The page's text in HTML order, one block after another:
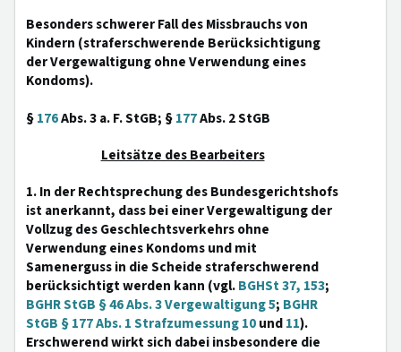
Besonders schwerer Fall des Missbrauchs von
Kindern (straferschwerende Berücksichtigung
der Vergewaltigung ohne Verwendung eines
Kondoms).
§176Abs. 3 a. F. StGB; §177Abs. 2 StGB
Leitsätze des Bearbeiters
1. In der Rechtsprechung des Bundesgerichtshofs
ist anerkannt, dass bei einer Vergewaltigung der
Vollzug des Geschlechtsverkehrs ohne
Verwendung eines Kondoms und mit
Samenerguss in die Scheide straferschwerend
berücksichtigt werden kann (vgl.BGHSt 37, 153;
BGHR StGB § 46 Abs. 3 Vergewaltigung 5; BGHR
StGB § 177 Abs. 1 Strafzumessung 10und11).
Erschwerend wirkt sich dabei insbesondere die